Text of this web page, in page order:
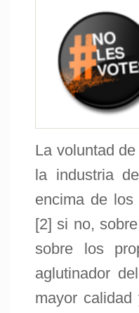
La voluntad
la industria
encima de los
[2] si no,
sobre los
aglutinador
mayor